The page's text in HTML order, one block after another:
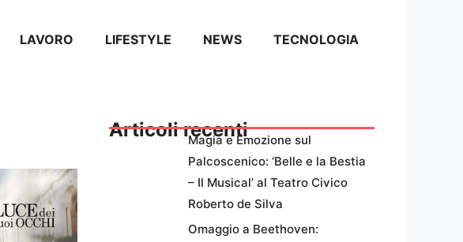
LAVORO LIFESTYLE NEWS TECNOLOGIA
Articoli recentiMagia e Emozione sul
Palcoscenico: ‘Belle e la Bestia
– Il Musical’ al Teatro Civico
Roberto de Silva
Omaggio a Beethoven: